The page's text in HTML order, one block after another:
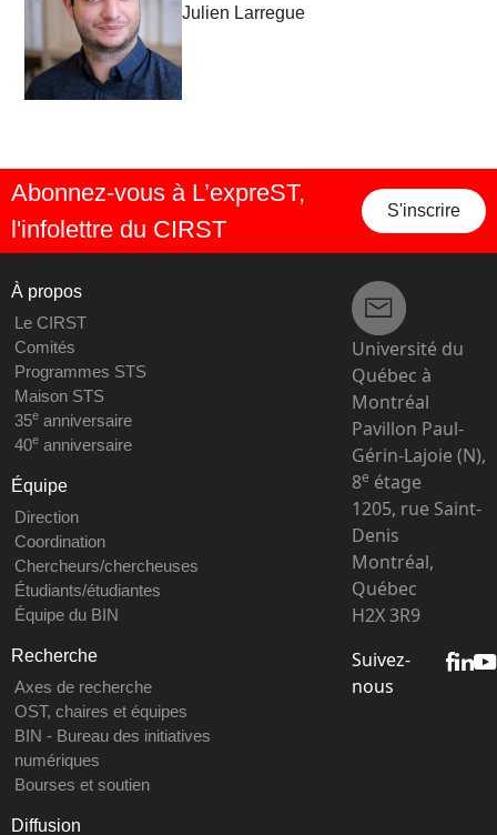
Julien Larregue
Abonnez-vous à L’expreST,
l'infolettre du CIRST
S'inscrire
À propos
Le CIRST
Comités
Programmes STS
Maison STS
35eanniversaire
40eanniversaire
Équipe
Direction
Coordination
Chercheurs/chercheuses
Étudiants/étudiantes
Équipe du BIN
Recherche
Axes de recherche
OST, chaires et équipes
BIN - Bureau des initiatives
numériques
Bourses et soutien
Diffusion
Université du
Québec à
Montréal
Pavillon Paul-
Gérin-Lajoie (N),
8e étage
1205, rue Saint-
Denis
Montréal,
Québec
H2X 3R9
Suivez-
nous